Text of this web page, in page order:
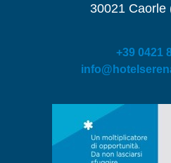
30021 Caorle
+39 0421